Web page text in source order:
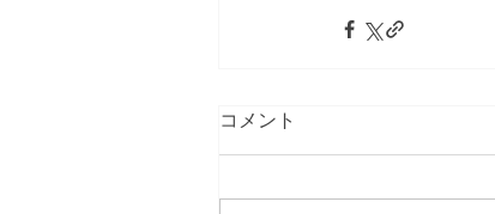
コメント